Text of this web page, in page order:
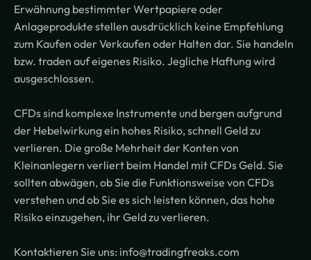
Erwähnung bestimmter Wertpapiere oder
Anlageprodukte stellen ausdrücklich keine Empfehlung
zum Kaufen oder Verkaufen oder Halten dar. Sie handeln
bzw. traden auf eigenes Risiko. Jegliche Haftung wird
ausgeschlossen.
CFDs sind komplexe Instrumente und bergen aufgrund
der Hebelwirkung ein hohes Risiko, schnell Geld zu
verlieren. Die große Mehrheit der Konten von
Kleinanlegern verliert beim Handel mit CFDs Geld. Sie
sollten abwägen, ob Sie die Funktionsweise von CFDs
verstehen und ob Sie es sich leisten können, das hohe
Risiko einzugehen, ihr Geld zu verlieren.
Kontaktieren Sie uns: info@tradingfreaks.com